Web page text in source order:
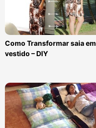
Como Transformar saia em
vestido – DIY